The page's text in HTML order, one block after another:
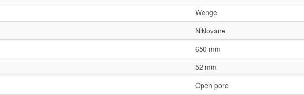
Wenge
Niklovane
650 mm
52 mm
Open pore